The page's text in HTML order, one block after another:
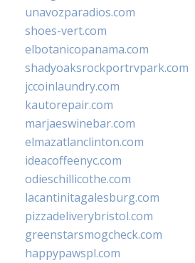
unavozparadios.com
shoes-vert.com
elbotanicopanama.com
shadyoaksrockportrvpark.com
jccoinlaundry.com
kautorepair.com
marjaeswinebar.com
elmazatlanclinton.com
ideacoffeenyc.com
odieschillicothe.com
lacantinitagalesburg.com
pizzadeliverybristol.com
greenstarsmogcheck.com
happypawspl.com